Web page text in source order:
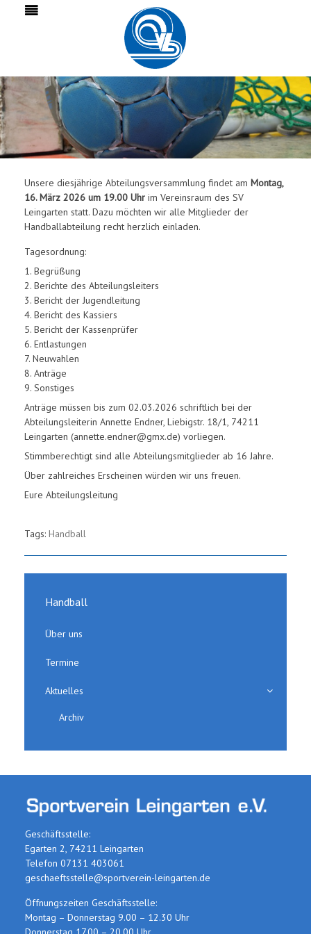
Unsere diesjährige Abteilungsversammlung findet am Montag,
16. März 2026 um 19.00 Uhr im Vereinsraum des SV
Leingarten statt. Dazu möchten wir alle Mitglieder der
Handballabteilung recht herzlich einladen.
Tagesordnung:
1. Begrüßung
2. Berichte des Abteilungsleiters
3. Bericht der Jugendleitung
4. Bericht des Kassiers
5. Bericht der Kassenprüfer
6. Entlastungen
7. Neuwahlen
8. Anträge
9. Sonstiges
Anträge müssen bis zum 02.03.2026 schriftlich bei der
Abteilungsleiterin Annette Endner, Liebigstr. 18/1, 74211
Leingarten (annette.endner@gmx.de) vorliegen.
Stimmberechtigt sind alle Abteilungsmitglieder ab 16 Jahre.
Über zahlreiches Erscheinen würden wir uns freuen.
Eure Abteilungsleitung
Tags: Handball
Handball
Über uns
Termine
Aktuelles
Archiv
Geschäftsstelle:
Egarten 2, 74211 Leingarten
Telefon 07131 403061
geschaeftsstelle@sportverein-leingarten.de
Öffnungszeiten Geschäftsstelle:
Montag – Donnerstag 9.00 – 12.30 Uhr